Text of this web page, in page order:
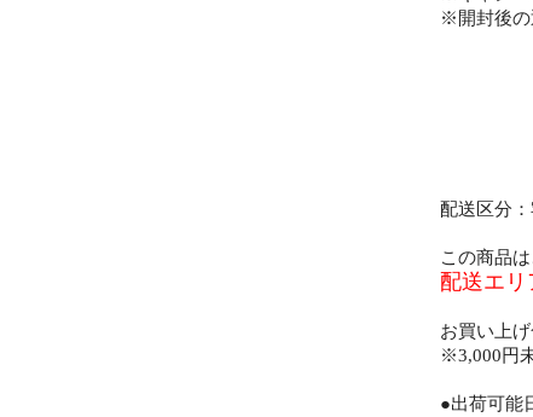
※開封後の
配送区分
この商品
配送エリ
お買い上
※3,000円
●出荷可能